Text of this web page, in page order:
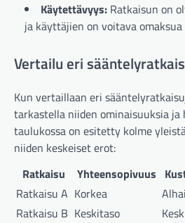
Käytettävyys: Ratkaisun on
ja käyttäjien on voitava omaksua
Vertailu eri
Kun vertaillaan eri
tarkastella niiden ominaisuuksia ja
taulukossa on esitetty kolme
niiden keskeiset erot:
Ratkaisu
Yhteensopivuus
Ratkaisu A Korkea
Ratkaisu B Keskitaso